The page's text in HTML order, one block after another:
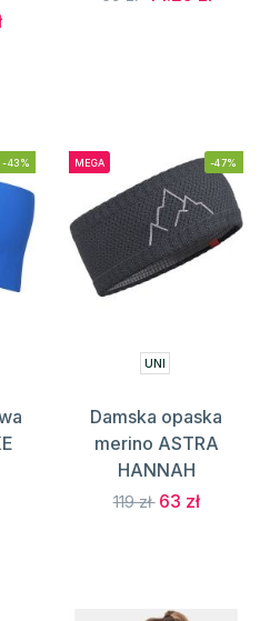
-43% MEGA -47%
UNI
Damska opaska
merino ASTRA
HANNAH
119 zł 63 zł